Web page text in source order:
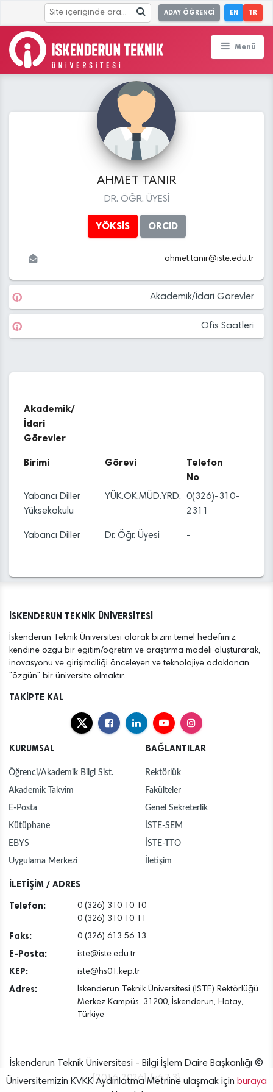
ADAY ÖĞRENCİ EN TR
Menü
AHMET TANIR
DR. ÖĞR. ÜYESİ
YÖKSİS ORCID
ahmet.tanir@iste.edu.tr
Akademik/İdari Görevler
Ofis Saatleri
Akademik/
İdari
Görevler
Birimi Görevi
Telefon
No
Yabancı Diller
Yüksekokulu
YÜK.OK.MÜD.YRD.
0(326)-310-
2311
Yabancı Diller Dr. Öğr. Üyesi -
İSKENDERUN TEKNİK ÜNİVERSİTESİ
İskenderun Teknik Üniversitesi olarak bizim temel hedefimiz,
kendine özgü bir eğitim/öğretim ve araştırma modeli oluşturarak,
inovasyonu ve girişimciliği önceleyen ve teknolojiye odaklanan
"özgün" bir üniversite olmaktır.
TAKİPTE KAL
KURUMSAL
Öğrenci/Akademik Bilgi Sist.
Akademik Takvim
E-Posta
Kütüphane
EBYS
Uygulama Merkezi
BAĞLANTILAR
Rektörlük
Fakülteler
Genel Sekreterlik
İSTE-SEM
İSTE-TTO
İletişim
İLETİŞİM / ADRES
Telefon:
0 (326) 310 10 10
0 (326) 310 10 11
Faks: 0 (326) 613 56 13
E-Posta: iste@iste.edu.tr
KEP: iste@hs01.kep.tr
Adres:
İskenderun Teknik Üniversitesi (İSTE) Rektörlüğü
Merkez Kampüs, 31200, İskenderun, Hatay,
Türkiye
İskenderun Teknik Üniversitesi - Bilgi İşlem Daire Başkanlığı ©
[2016..2026] {v6.7.3}
Üniversitemizin KVKK Aydınlatma Metnine ulaşmak için buraya